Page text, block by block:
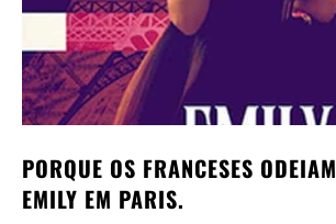
PORQUE OS FRANCESES
EMILY EM PARIS.